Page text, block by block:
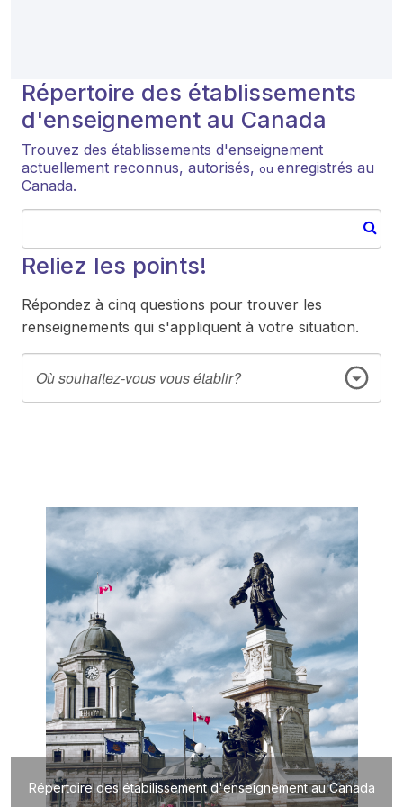
Répertoire des établissements
d'enseignement au Canada
Trouvez des établissements d'enseignement
actuellement reconnus, autorisés, ou enregistrés au
Canada.
Reliez les points!
Répondez à cinq questions pour trouver les
renseignements qui s'appliquent à votre situation.
Répertoire des étabilissement d'enseignement au Canada